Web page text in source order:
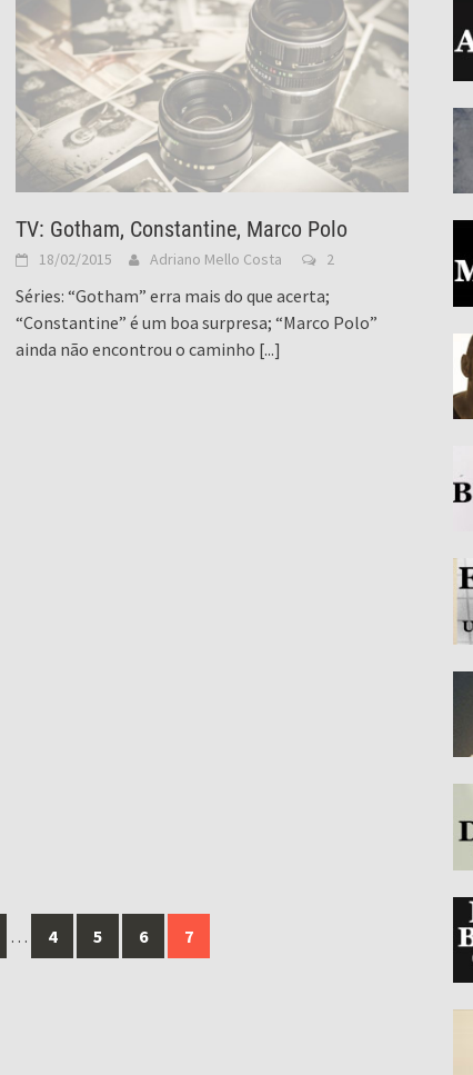
TV: Gotham, Constantine, Marco Polo
18/02/2015 Adriano Mello Costa 2
Séries: “Gotham” erra mais do que acerta;
“Constantine” é um boa surpresa; “Marco Polo”
ainda não encontrou o caminho [...]
… 4 5 6 7